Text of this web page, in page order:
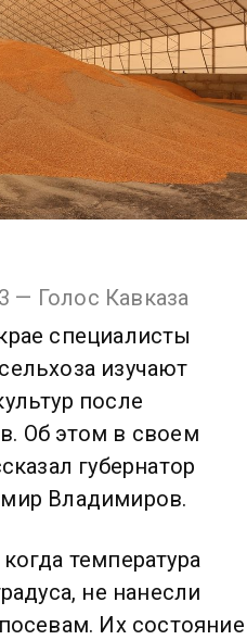
— Голос Кавказа
специалисты
изучают
после
Об этом в своем
губернатор
Владимиров.
температура
не нанесли
Их состояние